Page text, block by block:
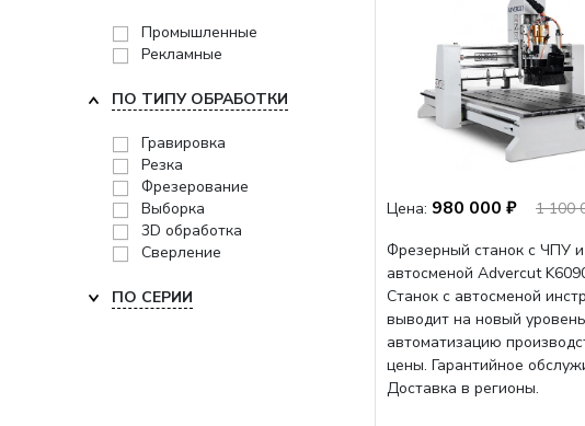
Цена: 980 000 ₽
1 100
Фрезерный станок с ЧПУ и
автосменой Advercut
Станок с автосменой
выводит на новый уровень
автоматизацию
цены. Гарантийное
Доставка в регионы.
Промышленные
Рекламные
ПО ТИПУ ОБРАБОТКИ
Гравировка
Резка
Фрезерование
Выборка
3D обработка
Сверление
ПО СЕРИИ